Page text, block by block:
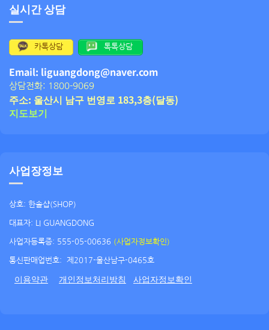
실시간 상담
카톡상담 톡톡상담
Email: liguangdong@naver.com
상담전화: 1800-9069
주소: 울산시 남구 번영로 183,3층(달동)
지도보기
사업장정보
상호: 한솔샵(SHOP)
대표자: LI GUANGDONG
사업자등록증: 555-05-00636 (사업자정보확인)
통신판매업번호: 제2017-울산남구-0465호
이용약관 개인정보처리방침 사업자정보확인